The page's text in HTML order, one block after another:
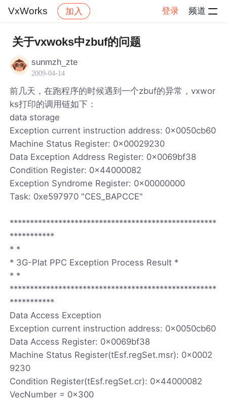
VxWorks 加入 登录 频道
社区 VxWorks 帖子详情
关于vxwoks中zbuf的问题
sunmzh_zte
2009-04-14
前几天，在跑程序的时候遇到一个zbuf的异常，vxwor
ks打印的调用链如下：
data storage
Exception current instruction address: 0x0050cb60
Machine Status Register: 0x00029230
Data Exception Address Register: 0x0069bf38
Condition Register: 0x44000082
Exception Syndrome Register: 0x00000000
Task: 0xe597970 "CES_BAPCCE"
***************************************************
***********
* *
* 3G-Plat PPC Exception Process Result *
* *
***************************************************
***********
Data Access Exception
Exception current instruction address: 0x0050cb60
Data Access Register: 0x0069bf38
Machine Status Register(tEsf.regSet.msr): 0x0002
9230
Condition Register(tEsf.regSet.cr): 0x44000082
VecNumber = 0x300